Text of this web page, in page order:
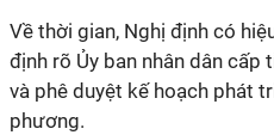
Về thời gian, Nghị định có
định rõ Ủy ban nhân dân cấp
và phê duyệt kế hoạch phát
phương.